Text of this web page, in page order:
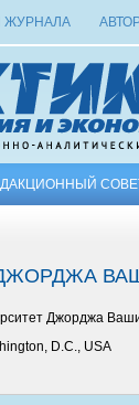
ЖУРНАЛА
Джорджа
D.C., USA